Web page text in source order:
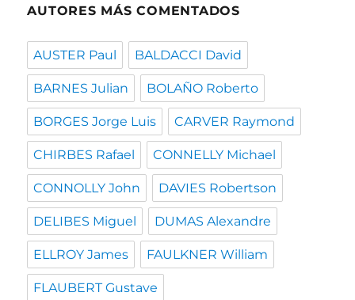
AUTORES MÁS COMENTADOS
AUSTER Paul BALDACCI David
BARNES Julian BOLAÑO Roberto
BORGES Jorge Luis CARVER Raymond
CHIRBES Rafael CONNELLY Michael
CONNOLLY John DAVIES Robertson
DELIBES Miguel DUMAS Alexandre
ELLROY James FAULKNER William
FLAUBERT Gustave